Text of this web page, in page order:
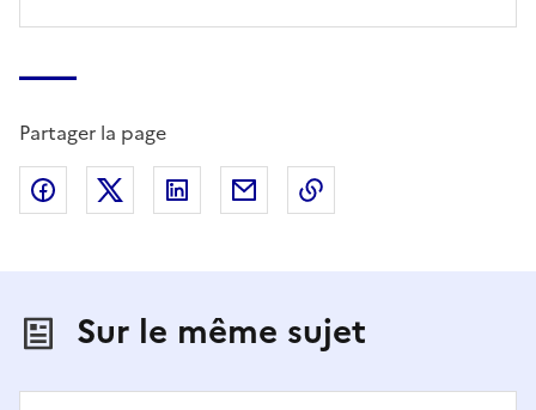
Partager la page
Partager sur Facebook
Partager sur X (anciennement Twitter)
Partager sur LinkedIn
Partager par email
Sur le même sujet